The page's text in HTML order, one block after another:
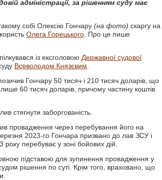
адміністрації, за рішенням суду має
собі Олексію Гончару (на фото) скаргу на
Олега Горецького . Про це пише
із ексголовою Державної судової
Всеволодом Князєвим
Гончару 50 тисяч і 210 тисяч доларів, що
60 тисяч доларів, причому частину коштів
стягнути заборгованість.
провадження через перебування його на
2023-го Гончара призвано до лав ЗСУ і
перебуває у зоні бойових дій.
підставою для зупинення провадження у
рішення по суті. Крім того, враховано, що